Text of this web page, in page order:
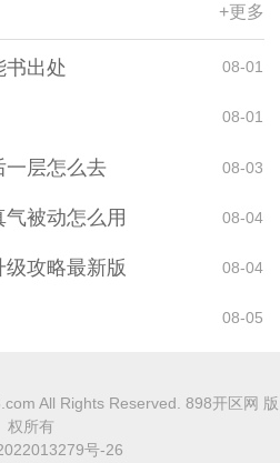
+更多
书出处 08-01
08-01
一层怎么去 08-03
被动怎么用 08-04
攻略最新版 08-04
08-05
All Rights Reserved. 898开区网 版
权所有
号-26